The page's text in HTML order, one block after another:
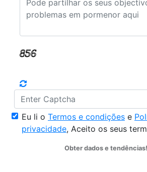
Eu li o Termos e condições e
privacidade, Aceito os seus
Obter dados e tendências!